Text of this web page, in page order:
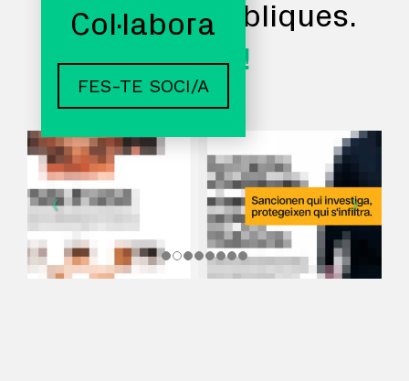
polítiques públiques.
Actua!
Col·labora
FES-TE SOCI/A